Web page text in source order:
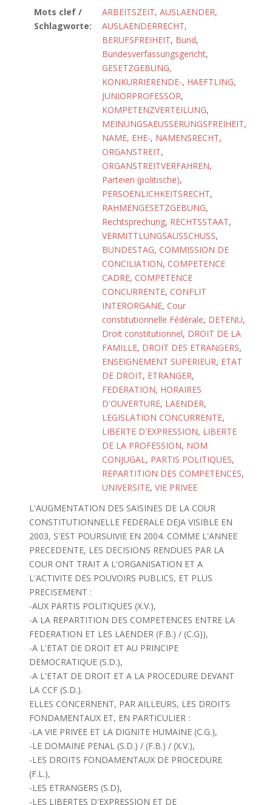
Mots clef /
Schlagworte:
ARBEITSZEIT, AUSLAENDER,
AUSLAENDERRECHT,
BERUFSFREIHEIT, Bund,
Bundesverfassungsgericht,
GESETZGEBUNG,
KONKURRIERENDE-, HAEFTLING,
JUNIORPROFESSOR,
KOMPETENZVERTEILUNG,
MEINUNGSAEUSSERUNGSFREIHEIT,
NAME, EHE-, NAMENSRECHT,
ORGANSTREIT,
ORGANSTREITVERFAHREN,
Parteien (politische),
PERSOENLICHKEITSRECHT,
RAHMENGESETZGEBUNG,
Rechtsprechung, RECHTSSTAAT,
VERMITTLUNGSAUSSCHUSS,
BUNDESTAG, COMMISSION DE
CONCILIATION, COMPETENCE
CADRE, COMPETENCE
CONCURRENTE, CONFLIT
INTERORGANE, Cour
constitutionnelle Fédérale, DETENU,
Droit constitutionnel, DROIT DE LA
FAMILLE, DROIT DES ETRANGERS,
ENSEIGNEMENT SUPERIEUR, ETAT
DE DROIT, ETRANGER,
FEDERATION, HORAIRES
D'OUVERTURE, LAENDER,
LEGISLATION CONCURRENTE,
LIBERTE D'EXPRESSION, LIBERTE
DE LA PROFESSION, NOM
CONJUGAL, PARTIS POLITIQUES,
REPARTITION DES COMPETENCES,
UNIVERSITE, VIE PRIVEE
L'AUGMENTATION DES SAISINES DE LA COUR
CONSTITUTIONNELLE FEDERALE DEJA VISIBLE EN
2003, S'EST POURSUIVIE EN 2004. COMME L'ANNEE
PRECEDENTE, LES DECISIONS RENDUES PAR LA
COUR ONT TRAIT A L'ORGANISATION ET A
L'ACTIVITE DES POUVOIRS PUBLICS, ET PLUS
PRECISEMENT :
-AUX PARTIS POLITIQUES (X.V.),
-A LA REPARTITION DES COMPETENCES ENTRE LA
FEDERATION ET LES LAENDER (F.B.) / (C.G)),
-A L'ETAT DE DROIT ET AU PRINCIPE
DEMOCRATIQUE (S.D.),
-A L'ETAT DE DROIT ET A LA PROCEDURE DEVANT
LA CCF (S.D.).
ELLES CONCERNENT, PAR AILLEURS, LES DROITS
FONDAMENTAUX ET, EN PARTICULIER :
-LA VIE PRIVEE ET LA DIGNITE HUMAINE (C.G.),
-LE DOMAINE PENAL (S.D.) / (F.B.) / (X.V.),
-LES DROITS FONDAMENTAUX DE PROCEDURE
(F.L.),
-LES ETRANGERS (S.D),
-LES LIBERTES D'EXPRESSION ET DE